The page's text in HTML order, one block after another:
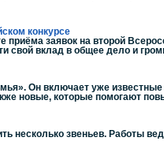
конкурсе
заявок на второй
свой вклад в общее дело и
Он включает уже
новые, которые помогают
несколько звеньев. Работы